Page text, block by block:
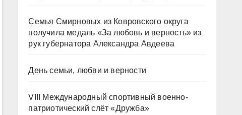
Семья Смирновых из Ковровского округа
получила медаль «За любовь и верность» из
рук губернатора Александра Авдеева
День семьи, любви и верности
VIII Международный спортивный военно-
патриотический слёт «Дружба»